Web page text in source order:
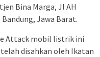
Bina Marga, Jl AH
Jawa Barat.
Attack mobil listrik ini
disahkan oleh Ikatan